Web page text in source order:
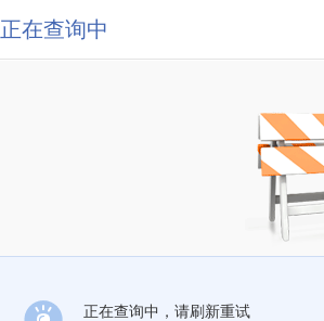
正在查询中
正在查询中，请刷新重试